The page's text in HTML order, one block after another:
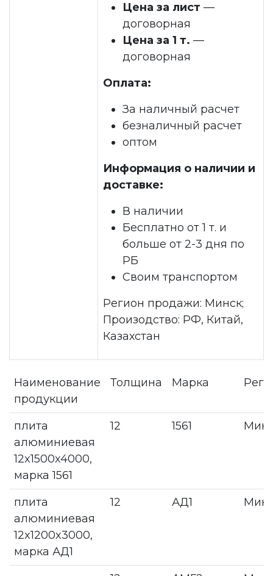
Цена за лист —
договорная
Цена за 1 т. —
договорная
Оплата:
За наличный расчет
безналичный расчет
оптом
Информация о наличии и
доставке:
В наличии
Бесплатно от 1 т. и
больше от 2-3 дня по
РБ
Своим транспортом
Регион продажи: Минск;
Произодство: РФ, Китай,
Казахстан
Наименование
продукции
Толщина Марка
плита
алюминиевая
12x1500x4000,
марка 1561
12 1561
плита
алюминиевая
12x1200x3000,
марка АД1
12 АД1